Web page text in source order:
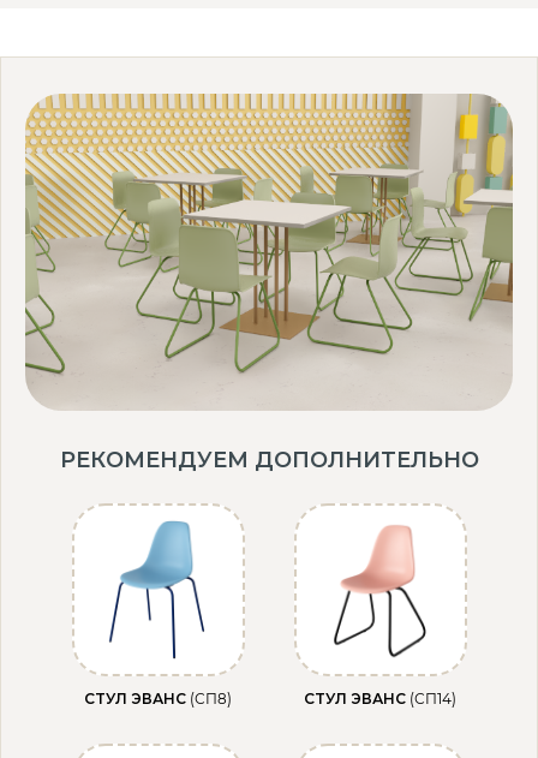
РЕКОМЕНДУЕМ ДОПОЛНИТЕЛЬНО
СТУЛ ЭВАНС (СП8) СТУЛ ЭВАНС (СП14)